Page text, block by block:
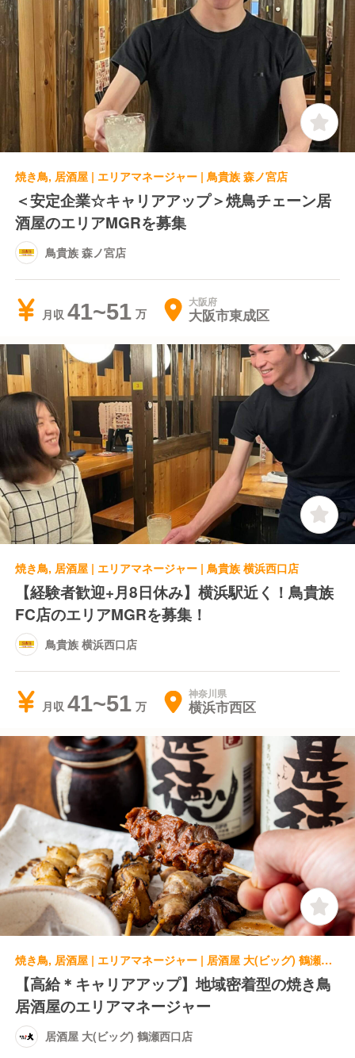
焼き鳥, 居酒屋 | エリアマネージャー | 鳥貴族 森ノ宮店
＜安定企業☆キャリアアップ＞焼鳥チェーン居
酒屋のエリアMGRを募集
鳥貴族 森ノ宮店
月収 41~51 大阪府
大阪市東成区
焼き鳥, 居酒屋 | エリアマネージャー | 鳥貴族 横浜西口店
【経験者歓迎+月8日休み】横浜駅近く！鳥貴族
FC店のエリアMGRを募集！
鳥貴族 横浜西口店
月収 41~51 神奈川県
横浜市西区
焼き鳥, 居酒屋 | エリアマネージャー | 居酒屋 大(ビッグ) 鶴瀬西口店
【高給＊キャリアアップ】地域密着型の焼き鳥
居酒屋のエリアマネージャー
居酒屋 大(ビッグ) 鶴瀬西口店